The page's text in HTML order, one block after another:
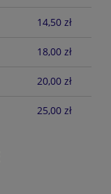
14,50 zł
18,00 zł
20,00 zł
25,00 zł